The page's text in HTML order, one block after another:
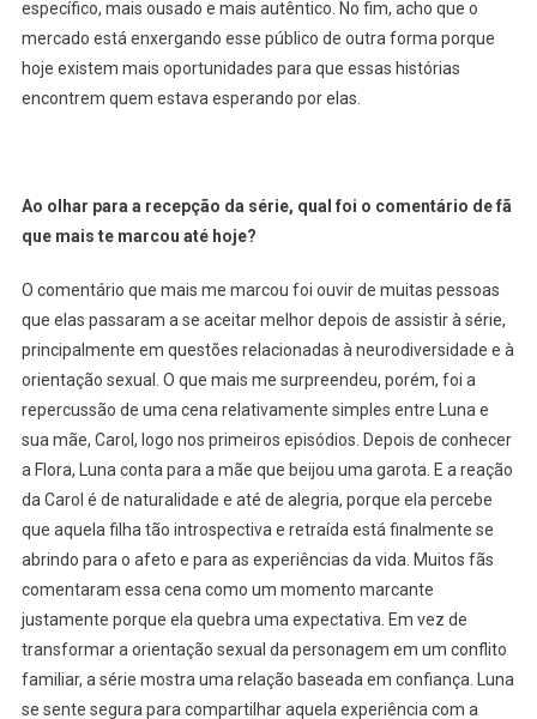
específico, mais ousado e mais autêntico. No fim, acho que o
mercado está enxergando esse público de outra forma porque
hoje existem mais oportunidades para que essas histórias
encontrem quem estava esperando por elas.
Ao olhar para a recepção da série, qual foi o comentário de fã
que mais te marcou até hoje?
O comentário que mais me marcou foi ouvir de muitas pessoas
que elas passaram a se aceitar melhor depois de assistir à série,
principalmente em questões relacionadas à neurodiversidade e à
orientação sexual. O que mais me surpreendeu, porém, foi a
repercussão de uma cena relativamente simples entre Luna e
sua mãe, Carol, logo nos primeiros episódios. Depois de conhecer
a Flora, Luna conta para a mãe que beijou uma garota. E a reação
da Carol é de naturalidade e até de alegria, porque ela percebe
que aquela filha tão introspectiva e retraída está finalmente se
abrindo para o afeto e para as experiências da vida. Muitos fãs
comentaram essa cena como um momento marcante
justamente porque ela quebra uma expectativa. Em vez de
transformar a orientação sexual da personagem em um conflito
familiar, a série mostra uma relação baseada em confiança. Luna
se sente segura para compartilhar aquela experiência com a